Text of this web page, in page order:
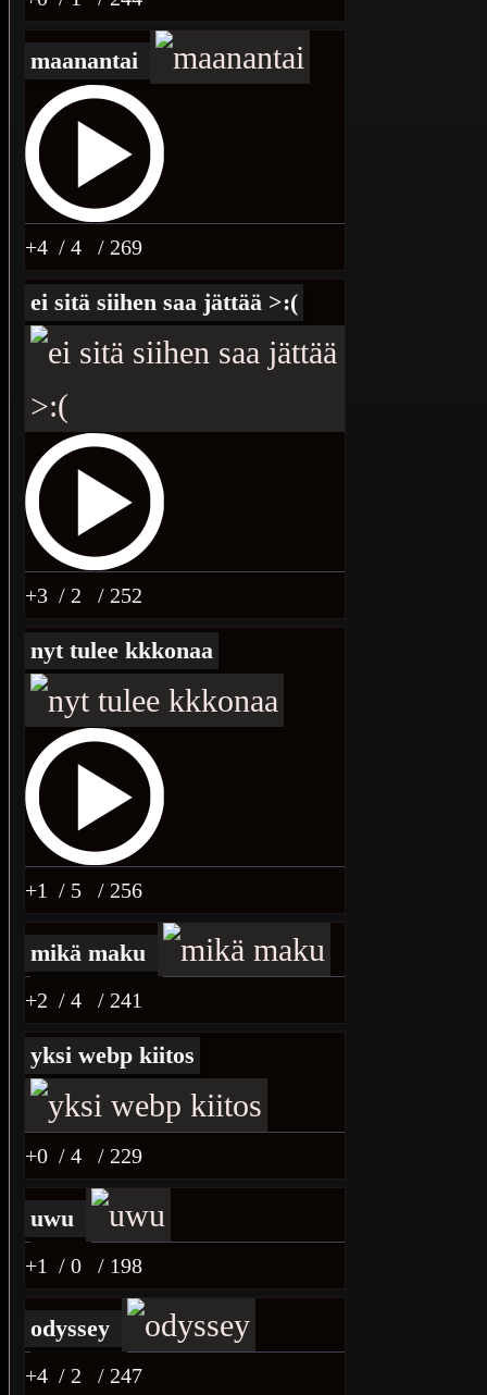
maanantai
+4 / 4 / 269
ei sitä siihen saa jättää >:(
+3 / 2 / 252
nyt tulee kkkonaa
+1 / 5 / 256
mikä maku
+2 / 4 / 241
yksi webp kiitos
+0 / 4 / 229
uwu
+1 / 0 / 198
odyssey
+4 / 2 / 247